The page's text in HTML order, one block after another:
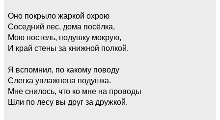
Оно покрыло жаркой охрою
Соседний лес, дома посёлка,
Мою постель, подушку мокрую,
И край стены за книжной полкой.
Я вспомнил, по какому поводу
Слегка увлажнена подушка.
Мне снилось, что ко мне на проводы
Шли по лесу вы друг за дружкой.